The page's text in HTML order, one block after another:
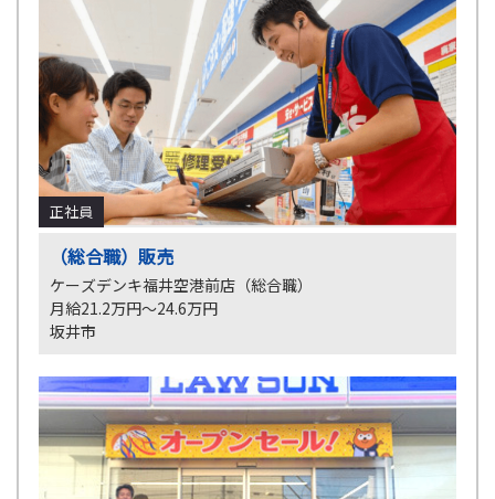
正社員
（総合職）販売
ケーズデンキ福井空港前店（総合職）
月給21.2万円～24.6万円
坂井市